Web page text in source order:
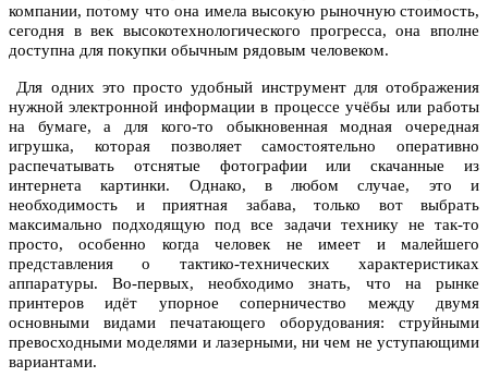
компании, потому что она имела высокую рыночную стоимость,
сегодня в век высокотехнологического прогресса, она вполне
доступна для покупки обычным рядовым человеком.
Для одних это просто удобный инструмент для отображения
нужной электронной информации в процессе учёбы или работы
на бумаге, а для кого-то обыкновенная модная очередная
игрушка, которая позволяет самостоятельно оперативно
распечатывать отснятые фотографии или скачанные из
интернета картинки. Однако, в любом случае, это и
необходимость и приятная забава, только вот выбрать
максимально подходящую под все задачи технику не так-то
просто, особенно когда человек не имеет и малейшего
представления о тактико-технических характеристиках
аппаратуры. Во-первых, необходимо знать, что на рынке
принтеров идёт упорное соперничество между двумя
основными видами печатающего оборудования: струйными
превосходными моделями и лазерными, ни чем не уступающими
вариантами.